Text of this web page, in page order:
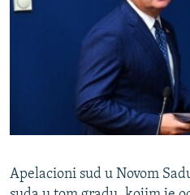
ISPRIČAJ MI
DNEVNO@RSE
SPECIJALI RSE
VIŠE OD NASLOVA
GENOCID U SREBRENICI
TV LIBERTY
Apelacioni sud u Novom